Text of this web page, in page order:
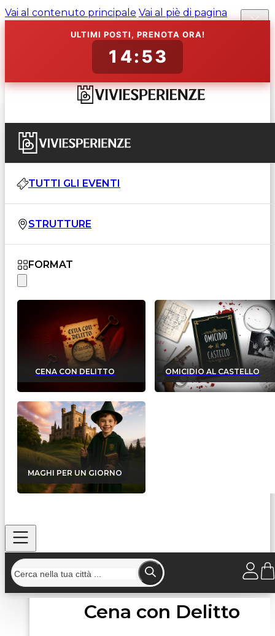
Vai al contenuto principale Vai al piè di pagina
ULTIMI POSTI, PRENOTA ORA!
14:52
TUTTI GLI EVENTI
STRUTTURE
FORMAT
CENA CON DELITTO OMICIDIO AL CASTELLO
MAGHI PER UN GIORNO
Cena con Delitto